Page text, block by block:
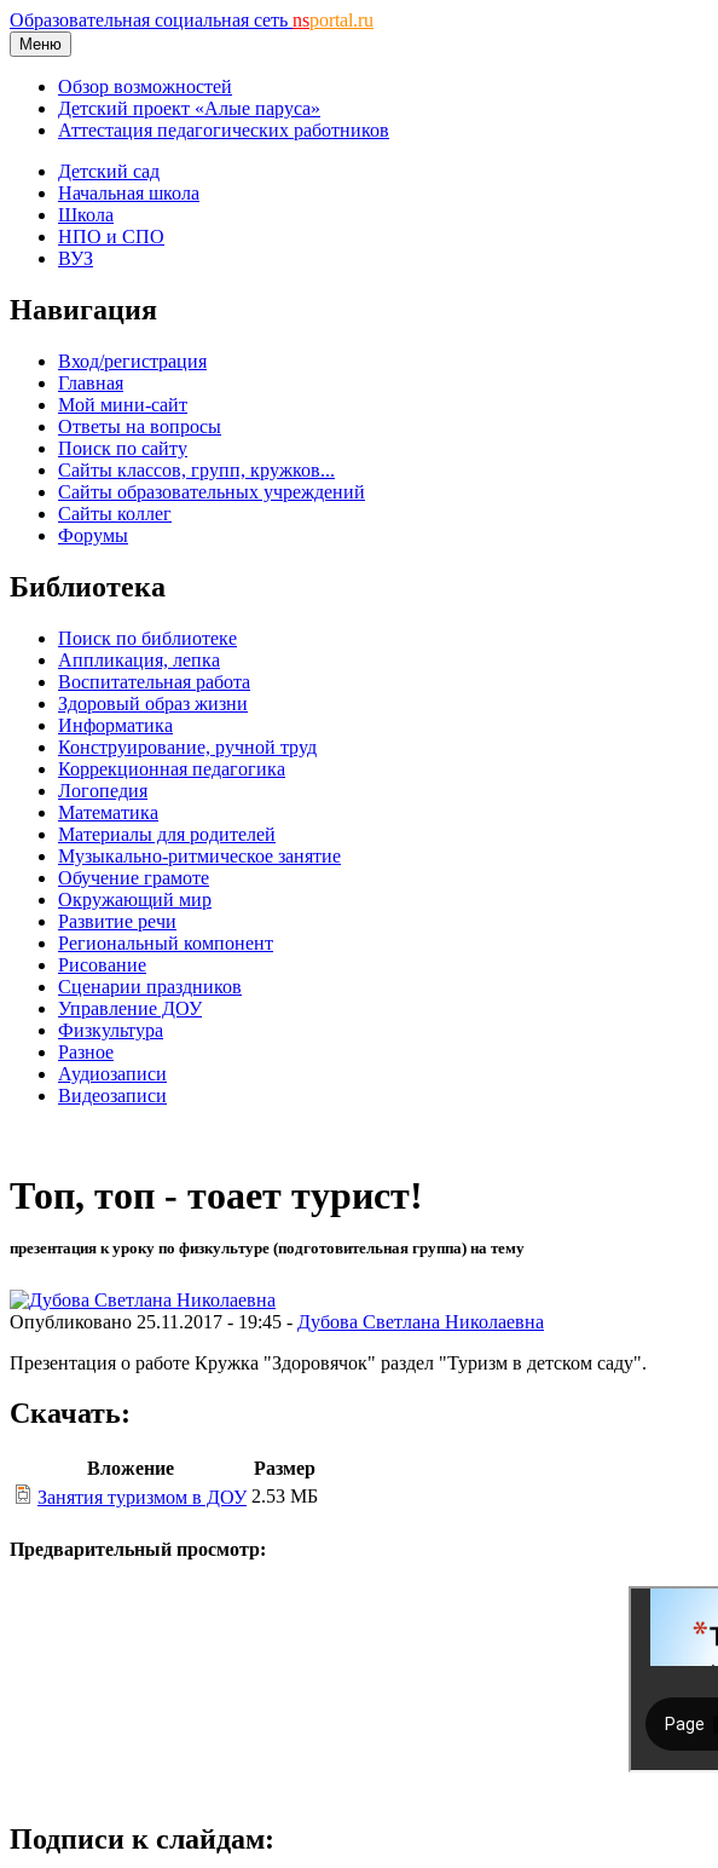
Образовательная социальная сеть nsportal.ru
Меню
Обзор возможностей
Детский проект «Алые паруса»
Аттестация педагогических работников
Детский сад
Начальная школа
Школа
НПО и СПО
ВУЗ
Навигация
Вход/регистрация
Главная
Мой мини-сайт
Ответы на вопросы
Поиск по сайту
Сайты классов, групп, кружков...
Сайты образовательных учреждений
Сайты коллег
Форумы
Библиотека
Поиск по библиотеке
Аппликация, лепка
Воспитательная работа
Здоровый образ жизни
Информатика
Конструирование, ручной труд
Коррекционная педагогика
Логопедия
Математика
Материалы для родителей
Музыкально-ритмическое занятие
Обучение грамоте
Окружающий мир
Развитие речи
Региональный компонент
Рисование
Сценарии праздников
Управление ДОУ
Физкультура
Разное
Аудиозаписи
Видеозаписи
Топ, топ - тоает турист!
презентация к уроку по физкультуре (подготовительная группа) на тему
Опубликовано 25.11.2017 - 19:45 - Дубова Светлана Николаевна
Презентация о работе Кружка "Здоровячок" раздел "Туризм в детском саду".
Скачать:
Вложение
Размер
Занятия туризмом в ДОУ 2.53 МБ
Предварительный просмотр:
Подписи к слайдам: